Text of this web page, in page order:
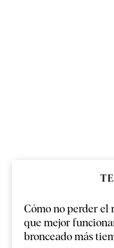
Cómo no perder el
que mejor
bronceado más